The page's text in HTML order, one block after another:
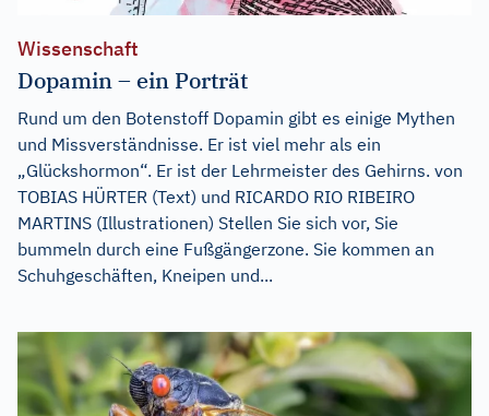
Wissenschaft
Dopamin – ein Porträt
Rund um den Botenstoff Dopamin gibt es einige Mythen
und Missverständnisse. Er ist viel mehr als ein
„Glückshormon“. Er ist der Lehrmeister des Gehirns. von
TOBIAS HÜRTER (Text) und RICARDO RIO RIBEIRO
MARTINS (Illustrationen) Stellen Sie sich vor, Sie
bummeln durch eine Fußgängerzone. Sie kommen an
Schuhgeschäften, Kneipen und...